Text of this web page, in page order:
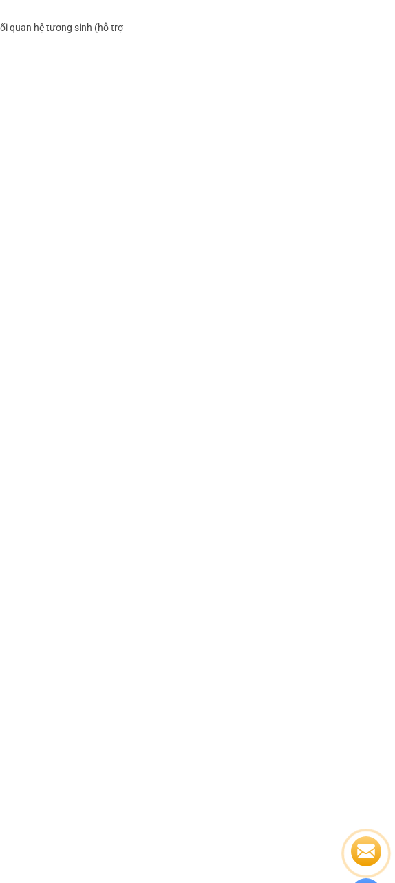
quan hệ tương sinh (hỗ trợ